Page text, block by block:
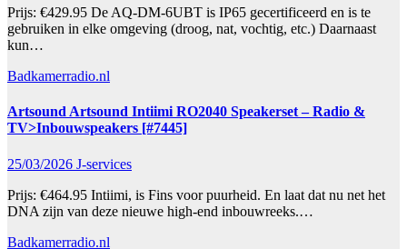
Prijs: €429.95 De AQ-DM-6UBT is IP65 gecertificeerd en is te
gebruiken in elke omgeving (droog, nat, vochtig, etc.) Daarnaast
kun…
Badkamerradio.nl
Artsound Artsound Intiimi RO2040 Speakerset – Radio &
TV>Inbouwspeakers [#7445]
25/03/2026 J-services
Prijs: €464.95 Intiimi, is Fins voor puurheid. En laat dat nu net het
DNA zijn van deze nieuwe high-end inbouwreeks.…
Badkamerradio.nl